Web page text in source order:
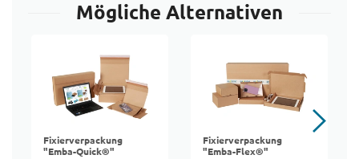
Mögliche Alternativen
Fixierverpackung
"Emba-Quick®"
Fixierverpackung
"Emba-Flex®"